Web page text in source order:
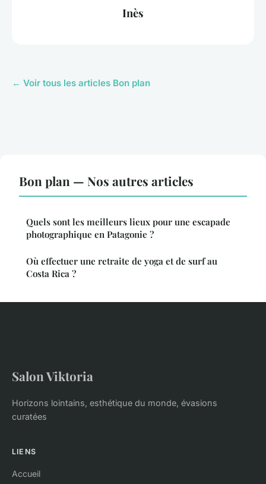
Inès
← Voir tous les articles Bon plan
Bon plan — Nos autres articles
Quels sont les meilleurs lieux pour une escapade
photographique en Patagonie ?
Où effectuer une retraite de yoga et de surf au
Costa Rica ?
Salon Viktoria
Horizons lointains, esthétique du monde, évasions
curatées
LIENS
Accueil